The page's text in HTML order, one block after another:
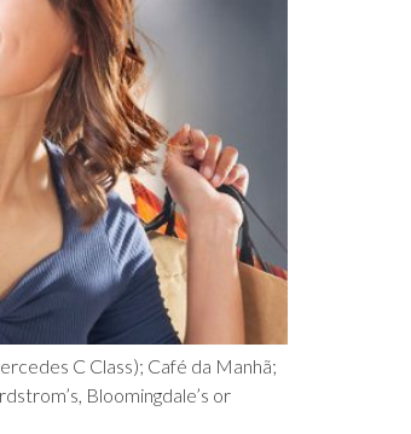
C Class); Café da Manhã;
Bloomingdale’s or